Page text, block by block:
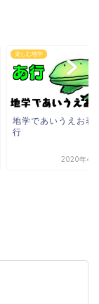
楽しむ地学
地学であいうえお
行
2020年4